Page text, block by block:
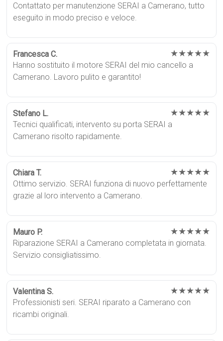
Contattato per manutenzione SERAI a Camerano, tutto
eseguito in modo preciso e veloce.
Francesca C. ★★★★★
Hanno sostituito il motore SERAI del mio cancello a
Camerano. Lavoro pulito e garantito!
Stefano L. ★★★★★
Tecnici qualificati, intervento su porta SERAI a
Camerano risolto rapidamente.
Chiara T. ★★★★★
Ottimo servizio. SERAI funziona di nuovo perfettamente
grazie al loro intervento a Camerano.
Mauro P. ★★★★★
Riparazione SERAI a Camerano completata in giornata.
Servizio consigliatissimo.
Valentina S. ★★★★★
Professionisti seri. SERAI riparato a Camerano con
ricambi originali.